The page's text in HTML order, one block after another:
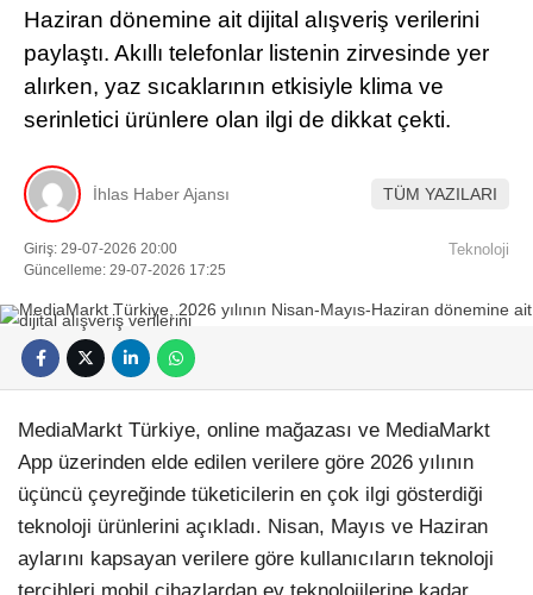
Haziran dönemine ait dijital alışveriş verilerini
paylaştı. Akıllı telefonlar listenin zirvesinde yer
alırken, yaz sıcaklarının etkisiyle klima ve
serinletici ürünlere olan ilgi de dikkat çekti.
İhlas Haber Ajansı TÜM YAZILARI
Giriş: 29-07-2026 20:00
Güncelleme: 29-07-2026 17:25
Teknoloji
MediaMarkt Türkiye, online mağazası ve MediaMarkt
App üzerinden elde edilen verilere göre 2026 yılının
üçüncü çeyreğinde tüketicilerin en çok ilgi gösterdiği
teknoloji ürünlerini açıkladı. Nisan, Mayıs ve Haziran
aylarını kapsayan verilere göre kullanıcıların teknoloji